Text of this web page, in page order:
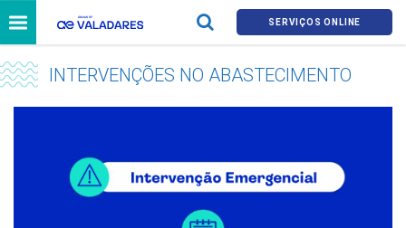
SERVIÇOS ONLINE
INTERVENÇÕES NO ABASTECIMENTO